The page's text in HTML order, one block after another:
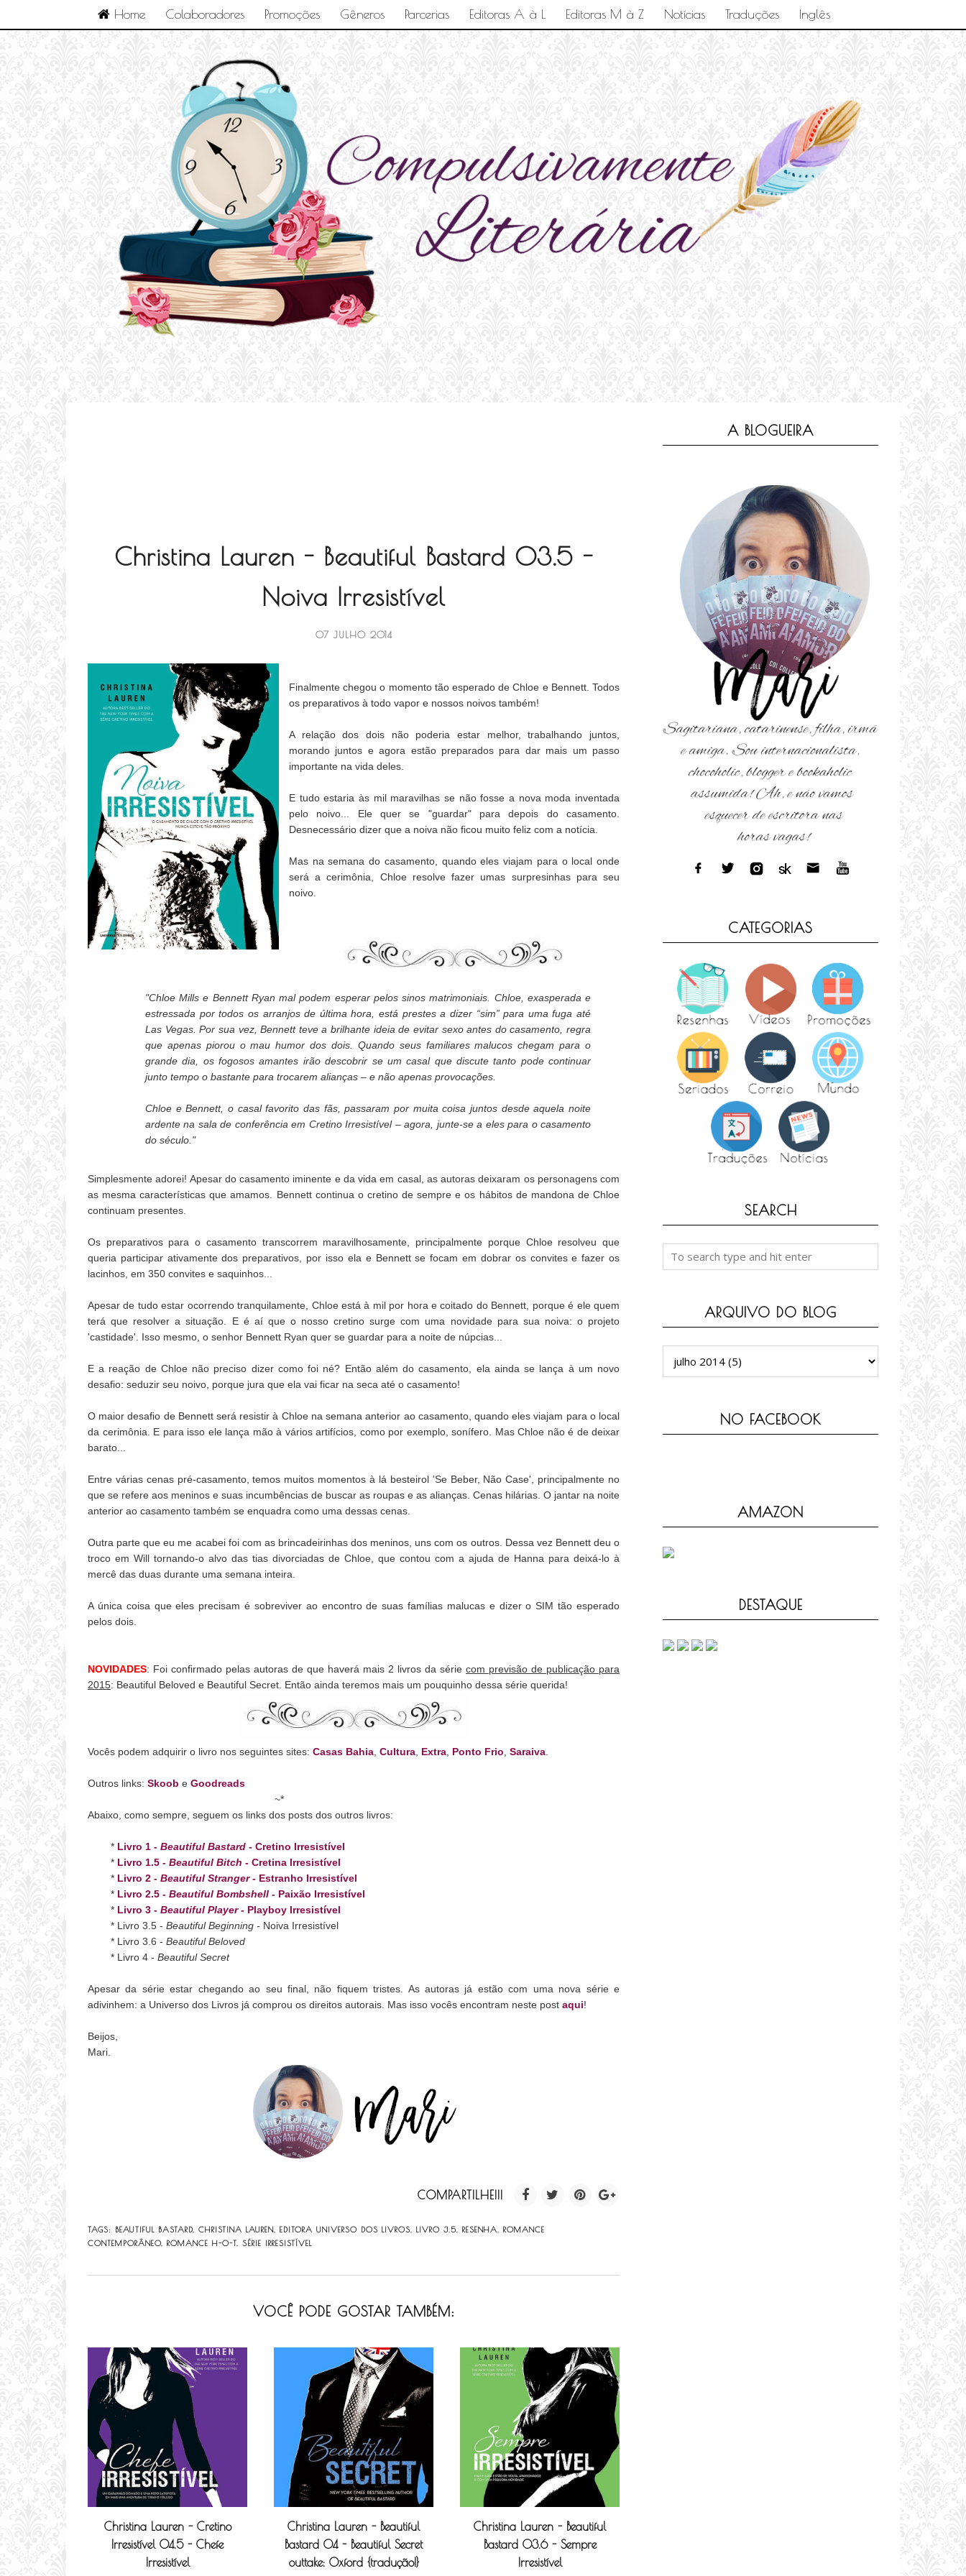
Home Colaboradores Promoções Gêneros Parcerias Editoras A à L Editoras M à Z Notícias Traduções Inglês
Christina Lauren - Beautiful Bastard 03.5 -
Noiva Irresistível
07 JULHO 2014
Finalmente chegou o momento tão esperado de Chloe e Bennett. Todos
os preparativos à todo vapor e nossos noivos também!
A relação dos dois não poderia estar melhor, trabalhando juntos,
morando juntos e agora estão preparados para dar mais um passo
importante na vida deles.
E tudo estaria às mil maravilhas se não fosse a nova moda inventada
pelo noivo... Ele quer se "guardar" para depois do casamento.
Desnecessário dizer que a noiva não ficou muito feliz com a notícia.
Mas na semana do casamento, quando eles viajam para o local onde
será a cerimônia, Chloe resolve fazer umas surpresinhas para seu
noivo.
"Chloe Mills e Bennett Ryan mal podem esperar pelos sinos matrimoniais. Chloe, exasperada e
estressada por todos os arranjos de última hora, está prestes a dizer “sim” para uma fuga até
Las Vegas. Por sua vez, Bennett teve a brilhante ideia de evitar sexo antes do casamento, regra
que apenas piorou o mau humor dos dois. Quando seus familiares malucos chegam para o
grande dia, os fogosos amantes irão descobrir se um casal que discute tanto pode continuar
junto tempo o bastante para trocarem alianças – e não apenas provocações.
Chloe e Bennett, o casal favorito das fãs, passaram por muita coisa juntos desde aquela noite
ardente na sala de conferência em Cretino Irresistível – agora, junte-se a eles para o casamento
do século."
Simplesmente adorei! Apesar do casamento iminente e da vida em casal, as autoras deixaram os personagens com
as mesma características que amamos. Bennett continua o cretino de sempre e os hábitos de mandona de Chloe
continuam presentes.
Os preparativos para o casamento transcorrem maravilhosamente, principalmente porque Chloe resolveu que
queria participar ativamente dos preparativos, por isso ela e Bennett se focam em dobrar os convites e fazer os
lacinhos, em 350 convites e saquinhos...
Apesar de tudo estar ocorrendo tranquilamente, Chloe está à mil por hora e coitado do Bennett, porque é ele quem
terá que resolver a situação. E é aí que o nosso cretino surge com uma novidade para sua noiva: o projeto
'castidade'. Isso mesmo, o senhor Bennett Ryan quer se guardar para a noite de núpcias...
E a reação de Chloe não preciso dizer como foi né? Então além do casamento, ela ainda se lança à um novo
desafio: seduzir seu noivo, porque jura que ela vai ficar na seca até o casamento!
O maior desafio de Bennett será resistir à Chloe na semana anterior ao casamento, quando eles viajam para o local
da cerimônia. E para isso ele lança mão à vários artifícios, como por exemplo, sonífero. Mas Chloe não é de deixar
barato...
Entre várias cenas pré-casamento, temos muitos momentos à lá besteirol 'Se Beber, Não Case', principalmente no
que se refere aos meninos e suas incumbências de buscar as roupas e as alianças. Cenas hilárias. O jantar na noite
anterior ao casamento também se enquadra como uma dessas cenas.
Outra parte que eu me acabei foi com as brincadeirinhas dos meninos, uns com os outros. Dessa vez Bennett deu o
troco em Will tornando-o alvo das tias divorciadas de Chloe, que contou com a ajuda de Hanna para deixá-lo à
mercê das duas durante uma semana inteira.
A única coisa que eles precisam é sobreviver ao encontro de suas famílias malucas e dizer o SIM tão esperado
pelos dois.
NOVIDADES: Foi confirmado pelas autoras de que haverá mais 2 livros da série com previsão de publicação para
2015: Beautiful Beloved e Beautiful Secret. Então ainda teremos mais um pouquinho dessa série querida!
Vocês podem adquirir o livro nos seguintes sites: Casas Bahia Cultura Extra Ponto Frio Saraiva
Outros links: Skoob e Goodreads
~*
Abaixo, como sempre, seguem os links dos posts dos outros livros:
* Livro 1 - Beautiful Bastard - Cretino Irresistível
* Livro 1.5 - Beautiful Bitch - Cretina Irresistível
* Livro 2 - Beautiful Stranger- Estranho Irresistível
* Livro 2.5 - Beautiful Bombshell - Paixão Irresistível
* Livro 3 - Beautiful Player- Playboy Irresistível
* Livro 3.5 - Beautiful Beginning - Noiva Irresistível
* Livro 3.6 - Beautiful Beloved
* Livro 4 - Beautiful Secret
Apesar da série estar chegando ao seu final, não fiquem tristes. As autoras já estão com uma nova série e
adivinhem: a Universo dos Livros já comprou os direitos autorais. Mas isso vocês encontram neste post aqui!
Beijos,
Mari.
COMPARTILHE!!!
TAGS: BEAUTIFUL BASTARD CHRISTINA LAUREN EDITORA UNIVERSO DOS LIVROS LIVRO 3.5 RESENHA
ROMANCE
CONTEMPORÂNEO
ROMANCE H-O-T SÉRIE IRRESISTÍVEL
VOCÊ PODE GOSTAR TAMBÉM:
Christina Lauren - Cretino
Irresistível 04.5 - Chefe
Irresistível
Christina Lauren - Beautiful
Bastard 04 - Beautiful Secret
outtake: Oxford {tradução!}
Christina Lauren - Beautiful
Bastard 03.6 - Sempre
Irresistível
A BLOGUEIRA
CATEGORIAS
SEARCH
ARQUIVO DO BLOG
NO FACEBOOK
AMAZON
DESTAQUE